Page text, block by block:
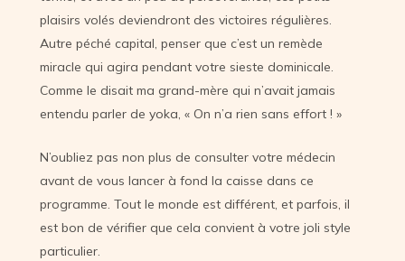
plaisirs volés deviendront des victoires régulières.
Autre péché capital, penser que c’est un remède
miracle qui agira pendant votre sieste dominicale.
Comme le disait ma grand-mère qui n’avait jamais
entendu parler de yoka, « On n’a rien sans effort ! »
N’oubliez pas non plus de consulter votre médecin
avant de vous lancer à fond la caisse dans ce
programme. Tout le monde est différent, et parfois, il
est bon de vérifier que cela convient à votre joli style
particulier.